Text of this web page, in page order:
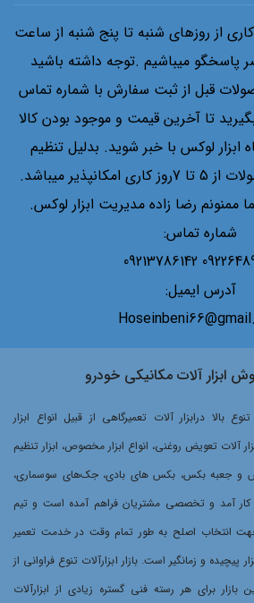
کالا از 5 تا 7 روز کاری از روزهای شنبه تا پنج شنبه از ساعت
۹صبح الی ۷عصر پاسخگو میباشیم .توجه داشته باشید
قبل از ثبت سفارش با شماره تماس
تا آخرین قیمت و موجود بودن کالا
لوکس با خبر شوید. بدلیل تنظیم
نبودن بازار ارسال محصولات از 5 تا 7روز کاری امکانپذیر میباشد.
ممنونم رضا زاده مدیریت ابزار لوکس.
شماره تماس:
09226489391
آدرس ایمیل:
ابزار آلات مکانیکی خودرو
بالا درابزار آلات تعمیرگاهی از قبیل انواع ابزار
آلات تعویض روغنی، انواع ابزار مخصوص، ابزار تنظیم
بکس و جعبه بکس، بکس های بادی، جک‌های سوسماری،
کار آمد و تخصصی مشتریان فراهم آمده است و تیم
انتخاب اصلح به طور تمام وقت در خدمت تعمیر
پیچیده و زمانگیر است. بازار ابزارآلات تنوع فراوانی از
بازار برای هر رسته فنی گستره زیادی از ابزارآلات